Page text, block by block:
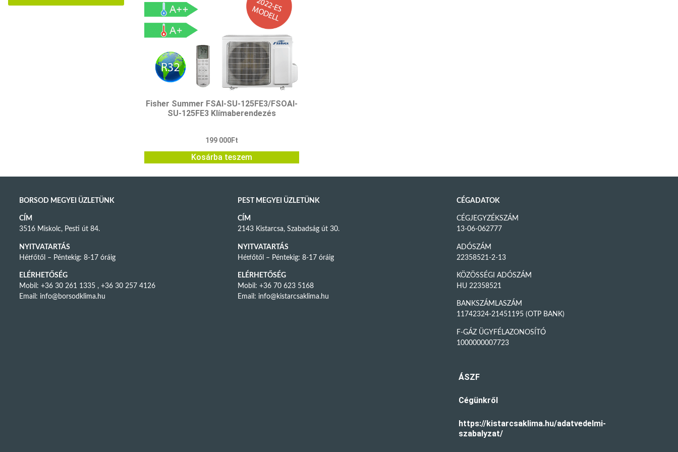
Fisher Summer FSAI-SU-125FE3/FSOAI-
SU-125FE3 Klímaberendezés
199 000Ft
Kosárba teszem
BORSOD MEGYEI ÜZLETÜNK
CÍM
3516 Miskolc, Pesti út 84.
NYITVATARTÁS
Hétfőtől – Péntekig: 8-17 óráig
ELÉRHETŐSÉG
Mobil: +36 30 261 1335 , +36 30 257 4126
Email: info@borsodklima.hu
PEST MEGYEI ÜZLETÜNK
CÍM
2143 Kistarcsa, Szabadság út 30.
NYITVATARTÁS
Hétfőtől – Péntekig: 8-17 óráig
ELÉRHETŐSÉG
Mobil: +36 70 623 5168
Email: info@kistarcsaklima.hu
CÉGADATOK
CÉGJEGYZÉKSZÁM
13-06-062777
ADÓSZÁM
22358521-2-13
KÖZÖSSÉGI ADÓSZÁM
HU 22358521
BANKSZÁMLASZÁM
11742324-21451195 (OTP BANK)
F-GÁZ ÜGYFÉLAZONOSÍTÓ
1000000007723
ÁSZF
Cégünkről
https://kistarcsaklima.hu/adatvedelmi-
szabalyzat/